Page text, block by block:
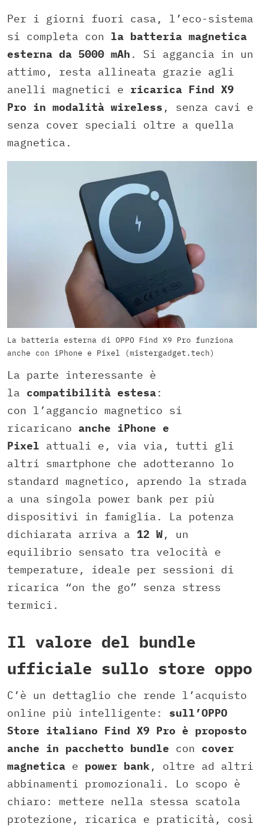
Per i giorni fuori casa, l’eco-sistema
si completa con la batteria magnetica
esterna da 5000 mAh . Si aggancia in un
attimo, resta allineata grazie agli
anelli magnetici e ricarica Find X9
Pro in modalità wireless , senza cavi e
senza cover speciali oltre a quella
magnetica.
La batteria esterna di OPPO Find X9 Pro funziona
anche con iPhone e Pixel (mistergadget.tech)
La parte interessante è
la compatibilità estesa:
con l’aggancio magnetico si
ricaricano anche iPhone e
Pixel attuali e, via via, tutti gli
altri smartphone che adotteranno lo
standard magnetico, aprendo la strada
a una singola power bank per più
dispositivi in famiglia. La potenza
dichiarata arriva a 12 W, un
equilibrio sensato tra velocità e
temperature, ideale per sessioni di
ricarica “on the go” senza stress
termici.
Il valore del bundle
ufficiale sullo store oppo
C’è un dettaglio che rende l’acquisto
online più intelligente: sull’OPPO
Store italiano Find X9 Pro è proposto
anche in pacchetto bundle con cover
magnetica e power bank, oltre ad altri
abbinamenti promozionali. Lo scopo è
chiaro: mettere nella stessa scatola
protezione, ricarica e praticità, così